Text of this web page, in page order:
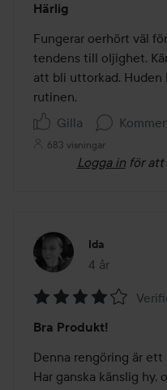
5
av
5
Härlig
Fungerar oerhört väl
tendens till oljighet.
att bli uttorkad. Huden
rutinen.
Gilla
683 visningar
Logga in för att
Ida
4 år
Inlägget
4
av
5
Bra Produkt!
Denna rengöring är
Har ganska känslig hy,